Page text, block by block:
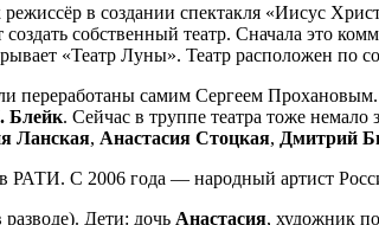
в создании спектакля «Иисус
собственный театр. Сначала это
«Театр Луны». Театр расположен по
переработаны самим Сергеем
Блейк. Сейчас в труппе театра тоже немало
Ланская, Анастасия Стоцкая, Дмитрий
РАТИ. С 2006 года — народный артист
Дети: дочь Анастасия, художник